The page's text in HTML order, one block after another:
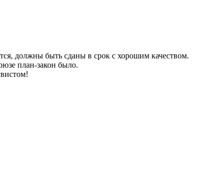
должны быть сданы в срок с хорошим качеством.
план-закон было.